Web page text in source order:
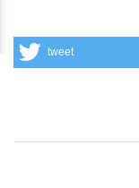
tweet